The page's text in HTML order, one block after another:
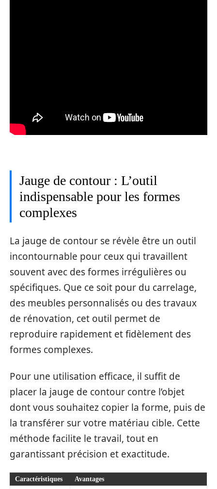
Jauge de contour : L’outil
indispensable pour les formes
complexes
La jauge de contour se révèle être un outil
incontournable pour ceux qui travaillent
souvent avec des formes irrégulières ou
spécifiques. Que ce soit pour du carrelage,
des meubles personnalisés ou des travaux
de rénovation, cet outil permet de
reproduire rapidement et fidèlement des
formes complexes.
Pour une utilisation efficace, il suffit de
placer la jauge de contour contre l’objet
dont vous souhaitez copier la forme, puis de
la transférer sur votre matériau cible. Cette
méthode facilite le travail, tout en
garantissant précision et exactitude.
Caractéristiques Avantages